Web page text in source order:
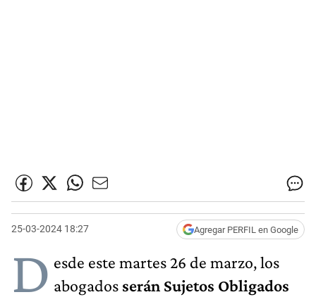
25-03-2024 18:27 Agregar PERFIL en Google
D esde este martes 26 de marzo, los
abogados serán Sujetos Obligados